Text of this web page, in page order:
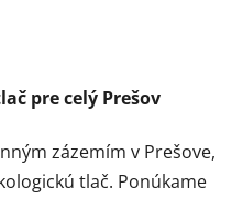
pre celý Prešov
zázemím v Prešove,
tlač. Ponúkame